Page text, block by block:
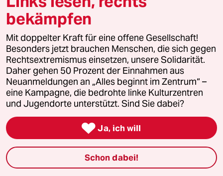
Kantine
Shop
Anzeigen
Fragen & Hilfe
Aboservice
bekämpfen
Mit doppelter Kraft für eine offene Gesellschaft!
Besonders jetzt brauchen Menschen, die sich gegen
Rechtsextremismus einsetzen, unsere Solidarität.
Daher gehen 50 Prozent der Einnahmen aus
Neuanmeldungen an „Alles beginnt im Zentrum“ –
eine Kampagne, die bedrohte linke Kulturzentren
und Jugendorte unterstützt. Sind Sie dabei?
 Ja, ich will
Schon dabei!